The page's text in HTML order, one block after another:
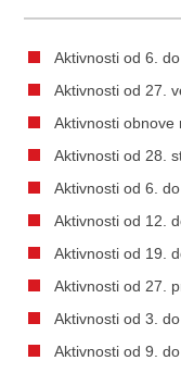
Aktivnosti od 6.
Aktivnosti od 27.
Aktivnosti obnove
Aktivnosti od 28.
Aktivnosti od 6.
Aktivnosti od 12.
Aktivnosti od 19.
Aktivnosti od 27.
Aktivnosti od 3.
Aktivnosti od 9.